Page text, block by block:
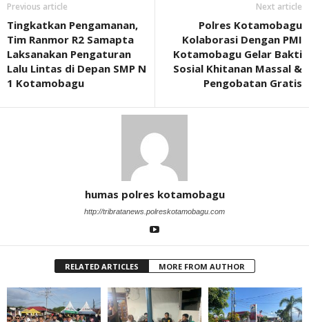
Previous article
Tingkatkan Pengamanan,
Tim Ranmor R2 Samapta
Laksanakan Pengaturan
Lalu Lintas di Depan SMP N
1 Kotamobagu
Next article
Polres Kotamobagu
Kolaborasi Dengan PMI
Kotamobagu Gelar Bakti
Sosial Khitanan Massal &
Pengobatan Gratis
humas polres kotamobagu
http://tribratanews.polreskotamobagu.com
RELATED ARTICLES MORE FROM AUTHOR